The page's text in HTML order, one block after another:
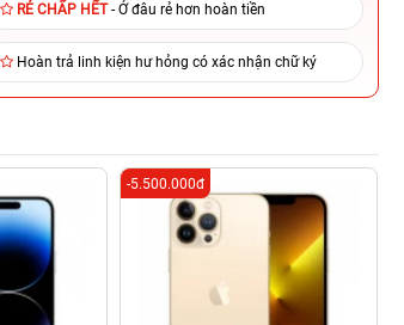
RẺ CHẤP HẾT- Ở đâu rẻ hơn hoàn tiền
Hoàn trả linh kiện hư hỏng có xác nhận chữ ký
-5.500.000đ